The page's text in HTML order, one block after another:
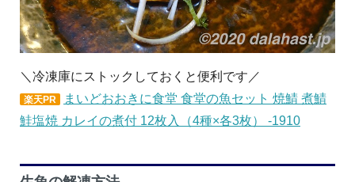
＼冷凍庫にストックしておくと便利です／
楽天PR
まいどおおきに食堂 食堂の魚セット 焼鯖 煮鯖
鮭塩焼 カレイの煮付 12枚入（4種×各3枚） -1910